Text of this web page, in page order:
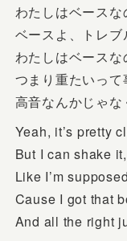
わたしはベースな
ベースよ、トレブ
わたしはベースな
つまり重たいって
高音なんかじゃ
Yeah, it’s pretty
But I can shake
Like I’m
Cause I got that
And all the right